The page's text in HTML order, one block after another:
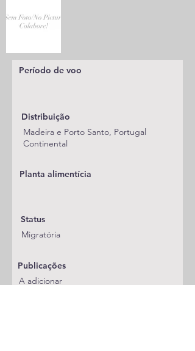
Período de voo
Distribuição
Madeira e Porto Santo, Portugal
Continental
Planta alimentícia
Status
Migratória
Publicações
A adicionar